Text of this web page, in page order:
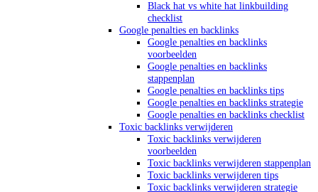
Black hat vs white hat linkbuilding
checklist
Google penalties en backlinks
Google penalties en backlinks
voorbeelden
Google penalties en backlinks
stappenplan
Google penalties en backlinks tips
Google penalties en backlinks strategie
Google penalties en backlinks checklist
Toxic backlinks verwijderen
Toxic backlinks verwijderen
voorbeelden
Toxic backlinks verwijderen stappenplan
Toxic backlinks verwijderen tips
Toxic backlinks verwijderen strategie